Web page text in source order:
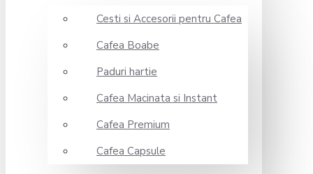
Cesti si Accesorii pentru Cafea
Cafea Boabe
Paduri hartie
Cafea Macinata si Instant
Cafea Premium
Cafea Capsule